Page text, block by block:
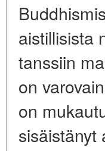
aistillisista
tanssiin
on
on
sisäistänyt